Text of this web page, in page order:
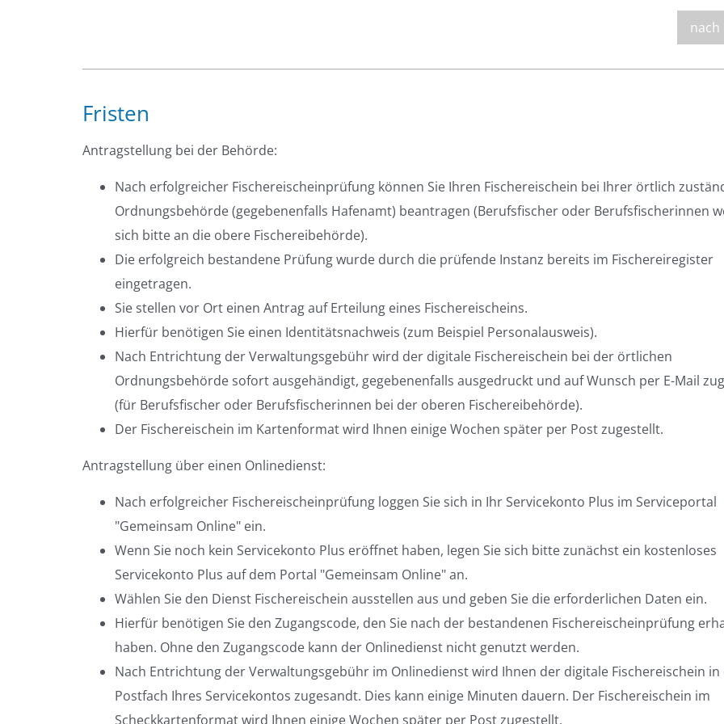
nach
Fristen
Antragstellung bei der Behörde:
Nach erfolgreicher Fischereischeinprüfung können Sie Ihren Fischereischein bei Ihrer örtlich
Ordnungsbehörde (gegebenenfalls Hafenamt) beantragen (Berufsfischer oder Berufsfischerinnen
sich bitte an die obere Fischereibehörde).
Die erfolgreich bestandene Prüfung wurde durch die prüfende Instanz bereits im Fischereiregister
eingetragen.
Sie stellen vor Ort einen Antrag auf Erteilung eines Fischereischeins.
Hierfür benötigen Sie einen Identitätsnachweis (zum Beispiel Personalausweis).
Nach Entrichtung der Verwaltungsgebühr wird der digitale Fischereischein bei der örtlichen
Ordnungsbehörde sofort ausgehändigt, gegebenenfalls ausgedruckt und auf Wunsch per E-Mail
(für Berufsfischer oder Berufsfischerinnen bei der oberen Fischereibehörde).
Der Fischereischein im Kartenformat wird Ihnen einige Wochen später per Post zugestellt.
Antragstellung über einen Onlinedienst:
Nach erfolgreicher Fischereischeinprüfung loggen Sie sich in Ihr Servicekonto Plus im Serviceportal
"Gemeinsam Online" ein.
Wenn Sie noch kein Servicekonto Plus eröffnet haben, legen Sie sich bitte zunächst ein kostenloses
Servicekonto Plus auf dem Portal "Gemeinsam Online" an.
Wählen Sie den Dienst Fischereischein ausstellen aus und geben Sie die erforderlichen Daten ein.
Hierfür benötigen Sie den Zugangscode, den Sie nach der bestandenen Fischereischeinprüfung
haben. Ohne den Zugangscode kann der Onlinedienst nicht genutzt werden.
Nach Entrichtung der Verwaltungsgebühr im Onlinedienst wird Ihnen der digitale Fischereischein in
Postfach Ihres Servicekontos zugesandt. Dies kann einige Minuten dauern. Der Fischereischein im
Scheckkartenformat wird Ihnen einige Wochen später per Post zugestellt.